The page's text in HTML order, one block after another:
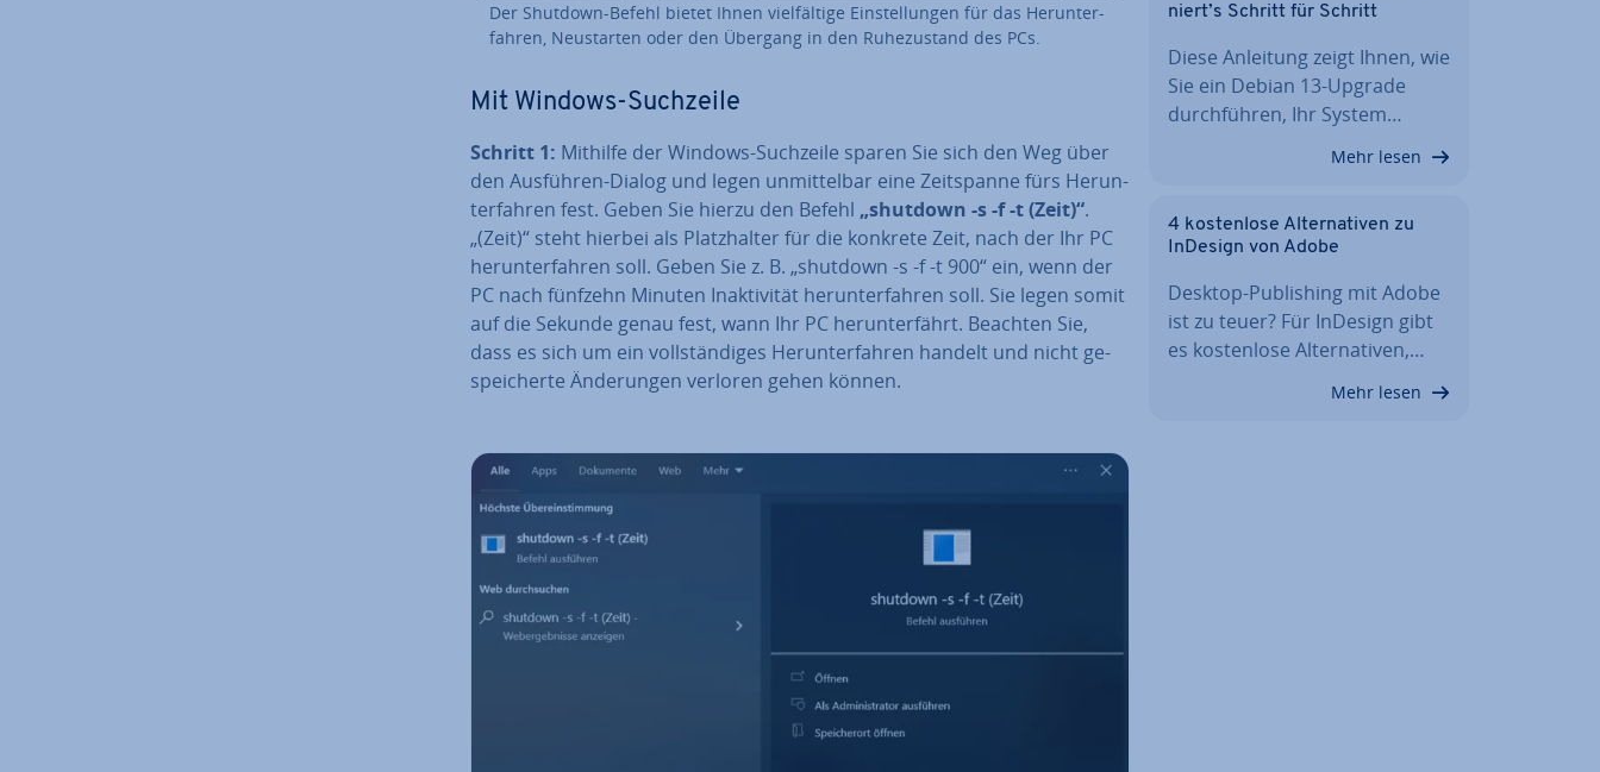
Der Shutdown-Befehl bietet Ihnen viel­fäl­ti­ge Ein­stel­lun­gen für das Her­un­ter­
fah­ren, Neu­star­ten oder den Übergang in den Ru­he­zu­stand des PCs.
Mit Windows-Suchzeile
Schritt 1: Mithilfe der Windows-Suchzeile sparen Sie sich den Weg über
den Ausführen-Dialog und legen un­mit­tel­bar eine Zeit­span­ne fürs Her­un­
ter­fah­ren fest. Geben Sie hierzu den Befehl „shutdown -s -f -t (Zeit)“.
„(Zeit)“ steht hierbei als Platz­hal­ter für die konkrete Zeit, nach der Ihr PC
her­un­ter­fah­ren soll. Geben Sie z. B. „shutdown -s -f -t 900“ ein, wenn der
PC nach fünfzehn Minuten In­ak­ti­vi­tät her­un­ter­fah­ren soll. Sie legen somit
auf die Sekunde genau fest, wann Ihr PC her­un­ter­fährt. Beachten Sie,
dass es sich um ein voll­stän­di­ges Her­un­ter­fah­ren handelt und nicht ge­
spei­cher­te Än­de­run­gen verloren gehen können.
niert’s Schritt für Schritt
Diese Anleitung zeigt Ihnen, wie
Sie ein Debian 13-Upgrade
durch­füh­ren, Ihr System…
Mehr lesen
4 kos­ten­lo­se Al­ter­na­ti­ven zu
InDesign von Adobe
Desktop-Pu­bli­shing mit Adobe
ist zu teuer? Für InDesign gibt
es kos­ten­lo­se Al­ter­na­ti­ven,…
Mehr lesen